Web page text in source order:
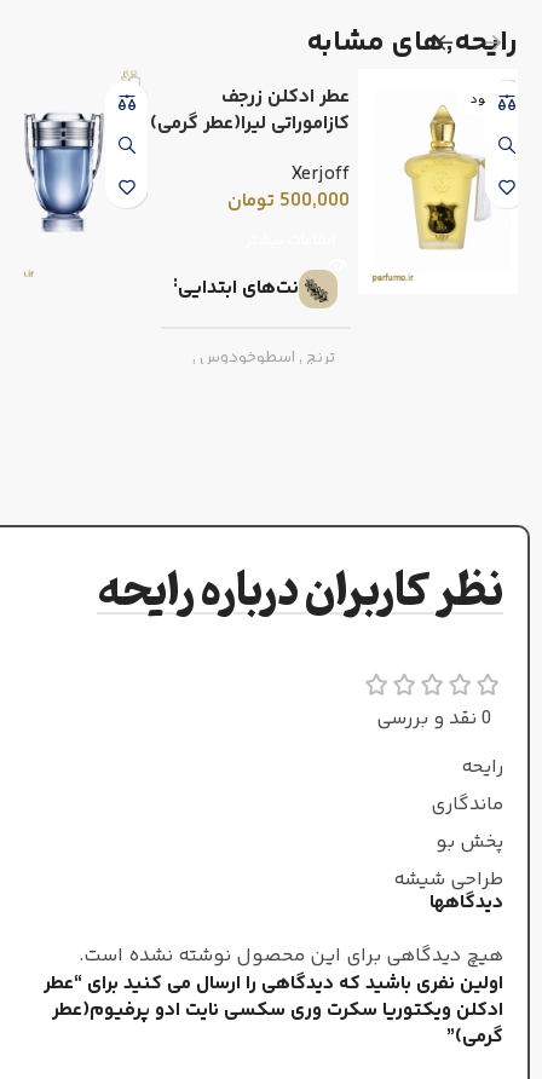
رایحه٬های مشابه
ناموجود
عطر ادکلن زرجف
کازاموراتی لیرا(عطر گرمی)
Xerjoff
500,000 تومان
نت‌های ابتدایی
ترنج , اسطوخودوس ,
دارچین,شیرین بیان,
نت‌های پایه
غلظت
نظر کاربران درباره رایحه
0 نقد و بررسی
رایحه
ماندگاری
پخش بو
طراحی شیشه
دیدگاهها
هیچ دیدگاهی برای این محصول نوشته نشده است.
اولین نفری باشید که دیدگاهی را ارسال می کنید برای “عطر
ادکلن ویکتوریا سکرت وری سکسی نایت ادو پرفیوم(عطر
گرمی)”